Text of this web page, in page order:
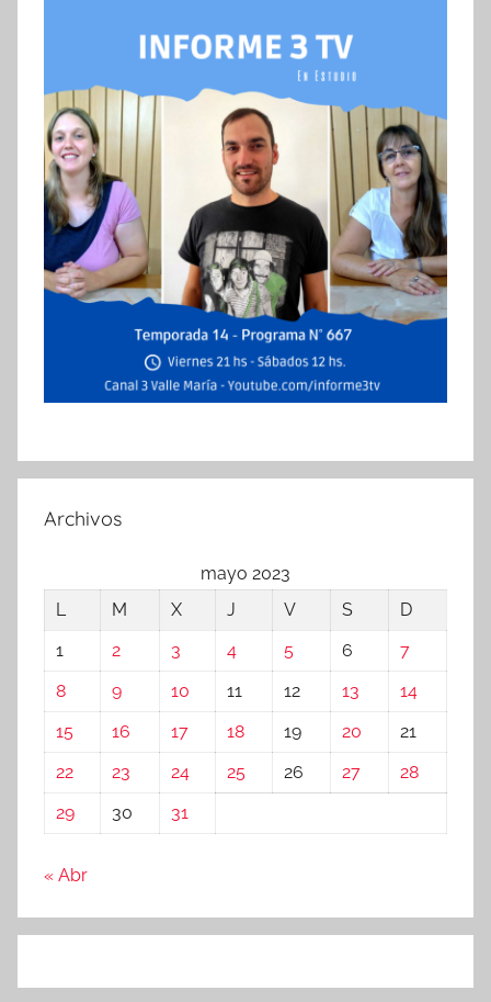
Archivos
mayo 2023
L
M X J V S
D
1
2 3 4 5 6
7
8
9 10 11 12 13
14
15
16 17 18 19 20
21
22
23 24 25 26 27
28
29
30 31
« Abr